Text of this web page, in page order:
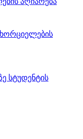
სტუდენტის